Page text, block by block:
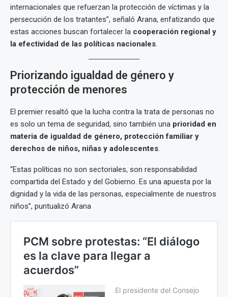
internacionales que refuerzan la protección de víctimas y la
persecución de los tratantes”, señaló Arana, enfatizando que
estas acciones buscan fortalecer la cooperación regional y
la efectividad de las políticas nacionales.
Priorizando igualdad de género y
protección de menores
El premier resaltó que la lucha contra la trata de personas no
es solo un tema de seguridad, sino también una prioridad en
materia de igualdad de género, protección familiar y
derechos de niños, niñas y adolescentes.
“Estas políticas no son sectoriales, son responsabilidad
compartida del Estado y del Gobierno. Es una apuesta por la
dignidad y la vida de las personas, especialmente de nuestros
niños”, puntualizó Arana